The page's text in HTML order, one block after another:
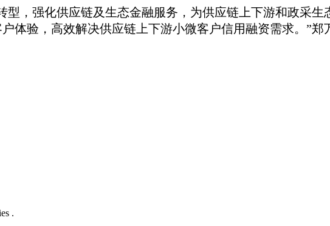
型 ， 强化供应链及生态金融服务 ， 为供应链上下游和政采生
体验，高效解决供应链上下游小微客户信用融资需求。 ”郑
.